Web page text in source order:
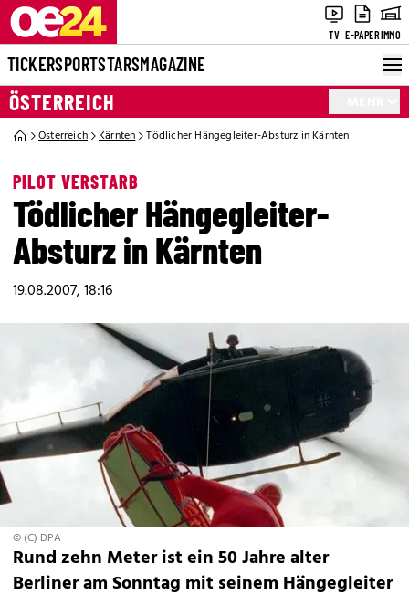
TV E-PAPERIMMO
TICKERSPORTSTARSMAGAZINE
ÖSTERREICH
Österreich Kärnten Tödlicher Hängegleiter-Absturz in Kärnten
PILOT VERSTARB
Tödlicher Hängegleiter-
Absturz in Kärnten
19.08.2007, 18:16
© (C) DPA
Rund zehn Meter ist ein 50 Jahre alter
Berliner am Sonntag mit seinem Hängegleiter